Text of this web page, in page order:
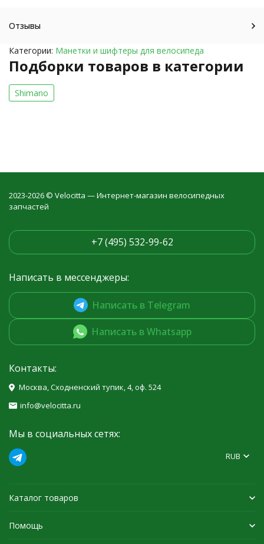
Отзывы
Категории: Манетки и шифтеры для велосипеда
Подборки товаров в категории
Shimano
2023-2026 © Velocitta — Интернет-магазин велосипедных
запчастей
+7 (495) 532-99-62
Написать в мессенджеры:
Написать в Telegram
Написать в Whatsapp
Контакты:
Москва, Сходненский тупик, 4, оф. 524
info@velocitta.ru
Мы в социальных сетях:
RUB
Каталог товаров
Помощь